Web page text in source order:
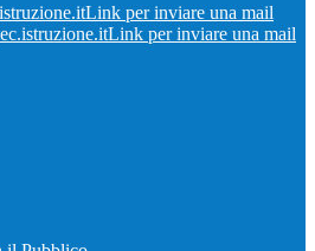
Link per inviare una mail
Link per inviare una mail